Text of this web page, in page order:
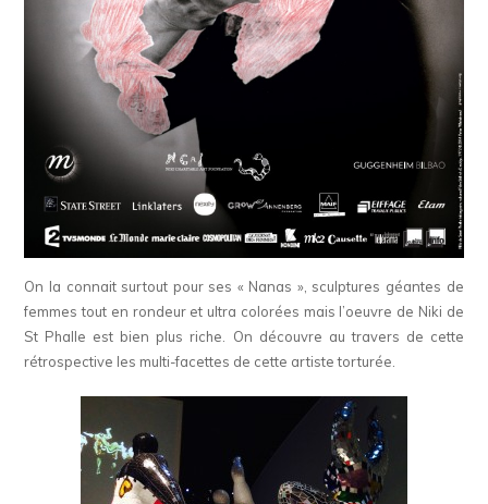
On la connait surtout pour ses « Nanas », sculptures géantes de
femmes tout en rondeur et ultra colorées mais l’oeuvre de Niki de
St Phalle est bien plus riche. On découvre au travers de cette
rétrospective les multi-facettes de cette artiste torturée.